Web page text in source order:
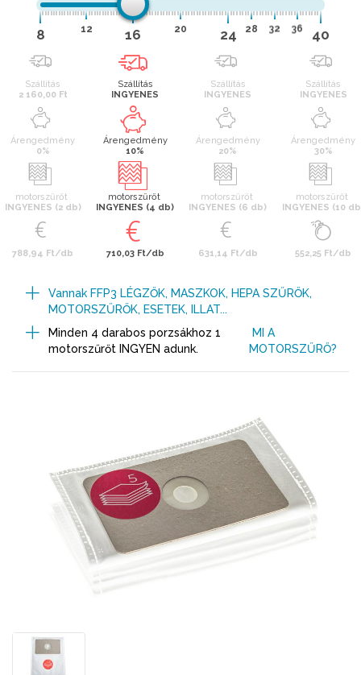
8 12 16 20 24 28 32 36 40
Szállítás
2 160,00 Ft
Árengedmény
0%
motorszűrőt
INGYENES (2 db)
788,94 Ft/db
Szállítás
INGYENES
Árengedmény
10%
motorszűrőt
INGYENES (4 db)
710,03 Ft/db
Szállítás
INGYENES
Árengedmény
20%
motorszűrőt
INGYENES (6 db)
631,14 Ft/db
Szállítás
INGYENES
Árengedmény
30%
motorszűrőt
INGYENES (10
552,25 Ft/db
Vannak FFP3 LÉGZŐK, MASZKOK, HEPA SZŰRŐK,
MOTORSZŰRŐK, ESETEK, ILLAT...
Minden 4 darabos porzsákhoz 1
motorszűrőt INGYEN adunk.
MI A
MOTORSZŰRŐ?